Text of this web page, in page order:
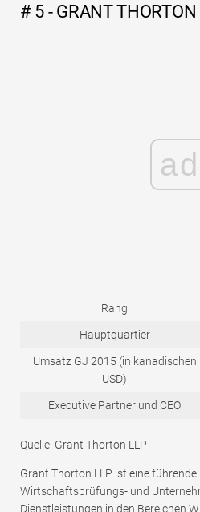
# 5 - GRANT
ad
Rang
Hauptquartier
Umsatz GJ 2015 (in kanadischen
USD)
Executive Partner und CEO
Quelle: Grant Thorton LLP
Grant Thorton LLP ist eine
Wirtschaftsprüfungs- und
Dienstleistungen in den Bereichen